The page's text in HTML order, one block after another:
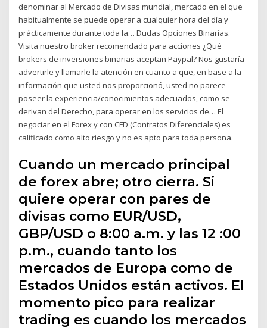
denominar al Mercado de Divisas mundial, mercado en el que
habitualmente se puede operar a cualquier hora del día y
prácticamente durante toda la… Dudas Opciones Binarias.
Visita nuestro broker recomendado para acciones ¿Qué
brokers de inversiones binarias aceptan Paypal? Nos gustaría
advertirle y llamarle la atención en cuanto a que, en base a la
información que usted nos proporcionó, usted no parece
poseer la experiencia/conocimientos adecuados, como se
derivan del Derecho, para operar en los servicios de… El
negociar en el Forex y con CFD (Contratos Diferenciales) es
calificado como alto riesgo y no es apto para toda persona.
Cuando un mercado principal
de forex abre; otro cierra. Si
quiere operar con pares de
divisas como EUR/USD,
GBP/USD o 8:00 a.m. y las 12 :00
p.m., cuando tanto los
mercados de Europa como de
Estados Unidos están activos. El
momento pico para realizar
trading es cuando los mercados